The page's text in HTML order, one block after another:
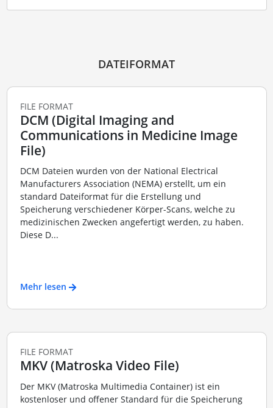
DATEIFORMAT
FILE FORMAT
DCM (Digital Imaging and
Communications in Medicine Image
File)
DCM Dateien wurden von der National Electrical
Manufacturers Association (NEMA) erstellt, um ein
standard Dateiformat für die Erstellung und
Speicherung verschiedener Körper-Scans, welche zu
medizinischen Zwecken angefertigt werden, zu haben.
Diese D...
Mehr lesen
FILE FORMAT
MKV (Matroska Video File)
Der MKV (Matroska Multimedia Container) ist ein
kostenloser und offener Standard für die Speicherung